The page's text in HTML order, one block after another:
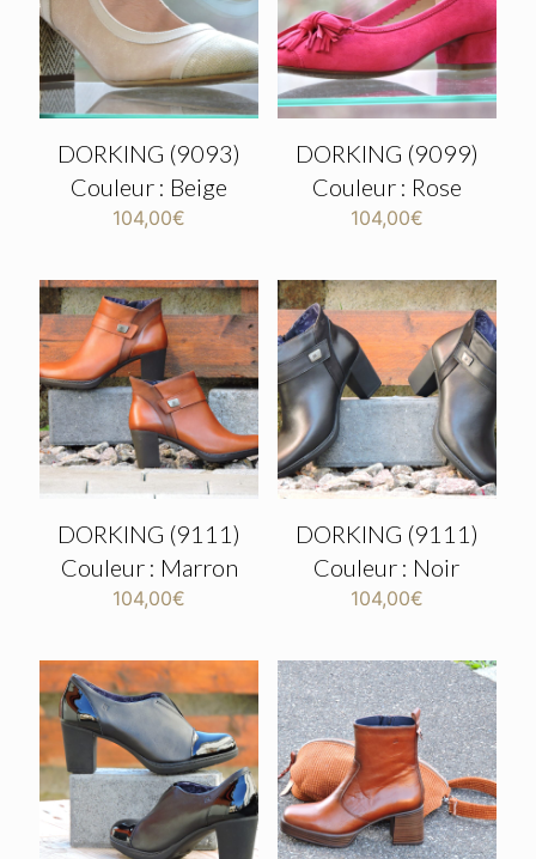
DORKING (9093)
Couleur : Beige
104,00€
DORKING (9099)
Couleur : Rose
104,00€
DORKING (9111)
Couleur : Marron
104,00€
DORKING (9111)
Couleur : Noir
104,00€